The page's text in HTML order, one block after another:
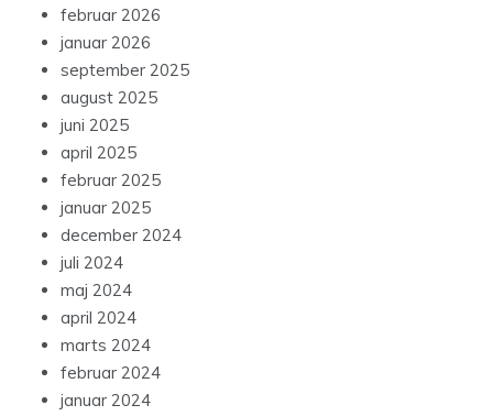
februar 2026
januar 2026
september 2025
august 2025
juni 2025
april 2025
februar 2025
januar 2025
december 2024
juli 2024
maj 2024
april 2024
marts 2024
februar 2024
januar 2024